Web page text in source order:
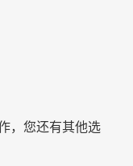
，您还有其他选